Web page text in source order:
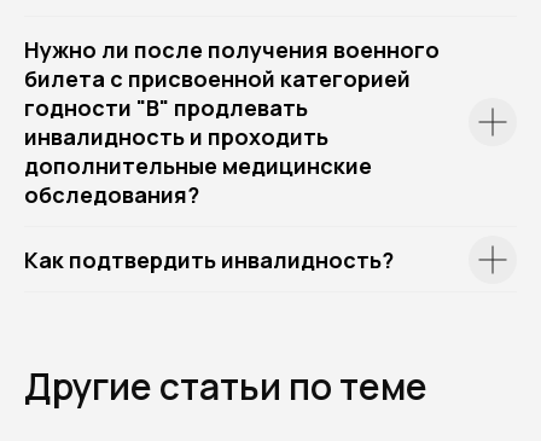
Нужно ли после получения военного
билета с присвоенной категорией
годности "В" продлевать
инвалидность и проходить
дополнительные медицинские
обследования?
Как подтвердить инвалидность?
Другие статьи по теме